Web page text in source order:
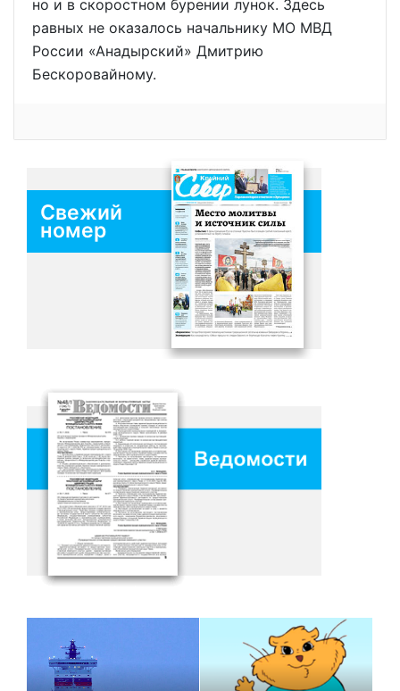
но и в скоростном бурении лунок. Здесь
равных не оказалось начальнику МО МВД
России «Анадырский» Дмитрию
Бескоровайному.
Свежий
номер